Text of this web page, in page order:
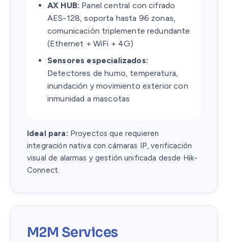
AX HUB: Panel central con cifrado
AES-128, soporta hasta 96 zonas,
comunicación triplemente redundante
(Ethernet + WiFi + 4G)
Sensores especializados:
Detectores de humo, temperatura,
inundación y movimiento exterior con
inmunidad a mascotas
Ideal para: Proyectos que requieren
integración nativa con cámaras IP, verificación
visual de alarmas y gestión unificada desde Hik-
Connect.
M2M Services